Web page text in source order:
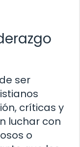
ser
críticas y
luchar con
o